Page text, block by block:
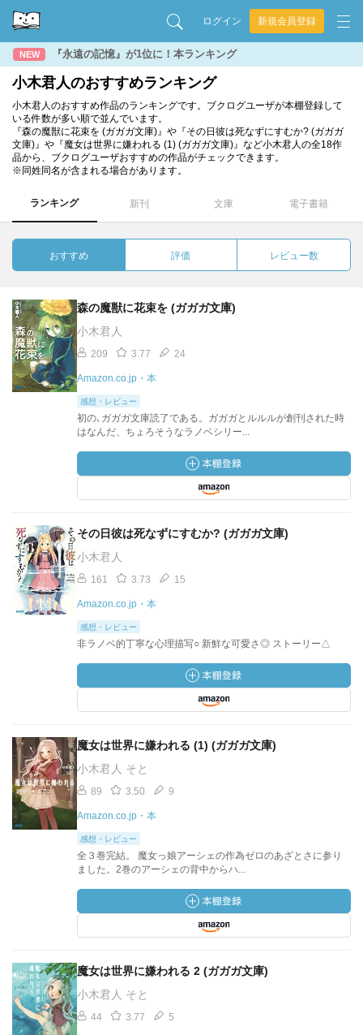
ログイン 新規会員登録
NEW 『永遠の記憶』が1位に！本ランキング
小木君人のおすすめランキング
小木君人のおすすめ作品のランキングです。ブクログユーザが本棚登録して
いる件数が多い順で並んでいます。
『森の魔獣に花束を (ガガガ文庫)』や『その日彼は死なずにすむか? (ガガガ
文庫)』や『魔女は世界に嫌われる (1) (ガガガ文庫)』など小木君人の全18作
品から、ブクログユーザおすすめの作品がチェックできます。
※同姓同名が含まれる場合があります。
ランキング 新刊 文庫 電子書籍
おすすめ 評価 レビュー数
森の魔獣に花束を (ガガガ文庫)
小木君人
209 3.77 24
Amazon.co.jp・本
感想・レビュー
初の､ガガガ文庫読了である。ガガガとルルルが創刊された時
はなんだ、ちょろそうなラノベシリー...
その日彼は死なずにすむか? (ガガガ文庫)
小木君人
161 3.73 15
Amazon.co.jp・本
感想・レビュー
非ラノベ的丁寧な心理描写○ 新鮮な可愛さ◎ ストーリー△
魔女は世界に嫌われる (1) (ガガガ文庫)
小木君人 そと
89 3.50 9
Amazon.co.jp・本
感想・レビュー
全３巻完結。 魔女っ娘アーシェの作為ゼロのあざとさに参り
ました。2巻のアーシェの背中からハ...
魔女は世界に嫌われる 2 (ガガガ文庫)
小木君人 そと
44 3.77 5